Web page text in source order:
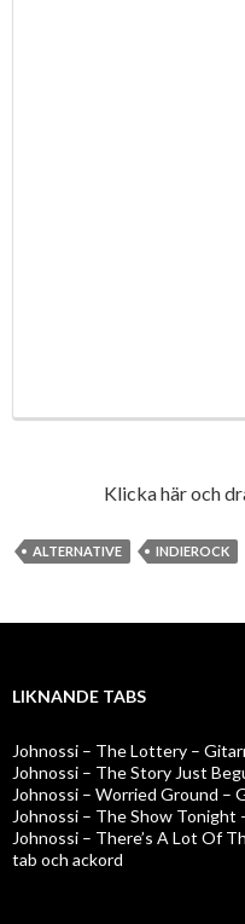
Klicka här och
ALTERNATIVE INDIEROCK
LIKNANDE TABS
Johnossi – The Lottery –
Johnossi – The Story Just
Johnossi – Worried Ground –
Johnossi – The Show Tonight
Johnossi – There’s A Lot Of
tab och ackord